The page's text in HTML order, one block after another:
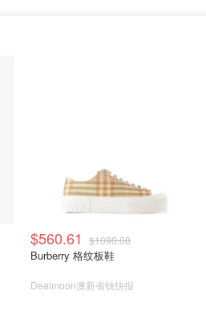
$560.61 $1090.08
Burberry 格纹板鞋
Dealmoon澳新省钱快报